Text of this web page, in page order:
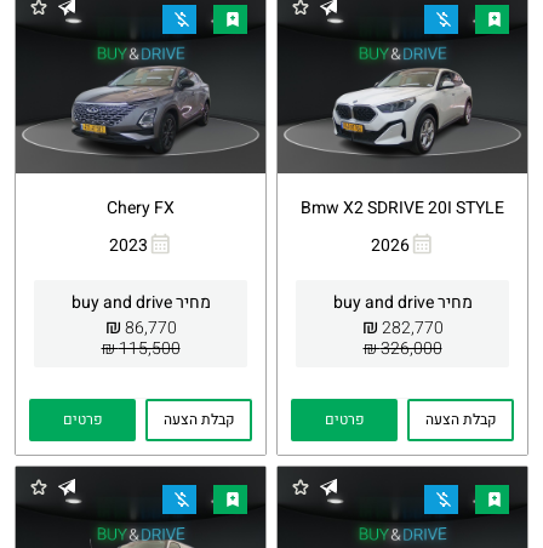
Bmw X2 SDRIVE 20I STYLE
2026
מחיר buy and drive
282,770
₪
326,000 ₪
Whatsapp
קבלת הצעה פרטים
Chery FX
2023
מחיר buy and drive
86,770
₪
115,500 ₪
Whatsapp
קבלת הצעה פרטים